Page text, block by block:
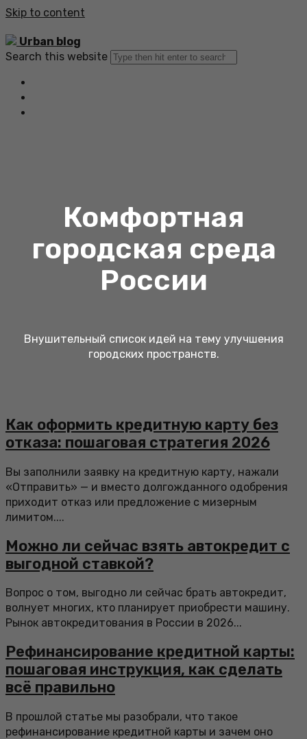
Skip to content
Urban blog
Search this website
Комфортная
городская среда
России
Внушительный список идей на тему улучшения
городских пространств.
Как оформить кредитную карту без
отказа: пошаговая стратегия 2026
Вы заполнили заявку на кредитную карту, нажали
«Отправить» — и вместо долгожданного одобрения
приходит отказ или предложение с мизерным
лимитом....
Можно ли сейчас взять автокредит с
выгодной ставкой?
Вопрос о том, выгодно ли сейчас брать автокредит,
волнует многих, кто планирует приобрести машину.
Рынок автокредитования в России в 2026...
Рефинансирование кредитной карты:
пошаговая инструкция, как сделать
всё правильно
В прошлой статье мы разобрали, что такое
рефинансирование кредитной карты и зачем оно